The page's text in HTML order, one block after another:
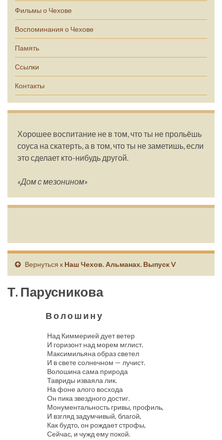
Фильмы о Чехове
Воспоминания о Чехове
Память
Ссылки
Контакты
Хорошее воспитание не в том, что ты не прольёшь
соуса на скатерть, а в том, что ты не заметишь, если
это сделает кто-нибудь другой.
«Дом с мезонином»
Вернуться к Наш Чехов. Альманах. Выпуск V
Т. Парусникова
Волошину
Над Киммерией дует ветер
И горизонт над морем мглист.
Максимильяна образ светел
И в свете солнечном — лучист.
Волошина сама природа
Тавриды изваяла лик.
На фоне алого восхода
Он пика звездного достиг.
Монументальность гривы, профиль,
И взгляд задумчивый, благой,
Как будто, он рождает строфы,
Сейчас, и чужд ему покой.